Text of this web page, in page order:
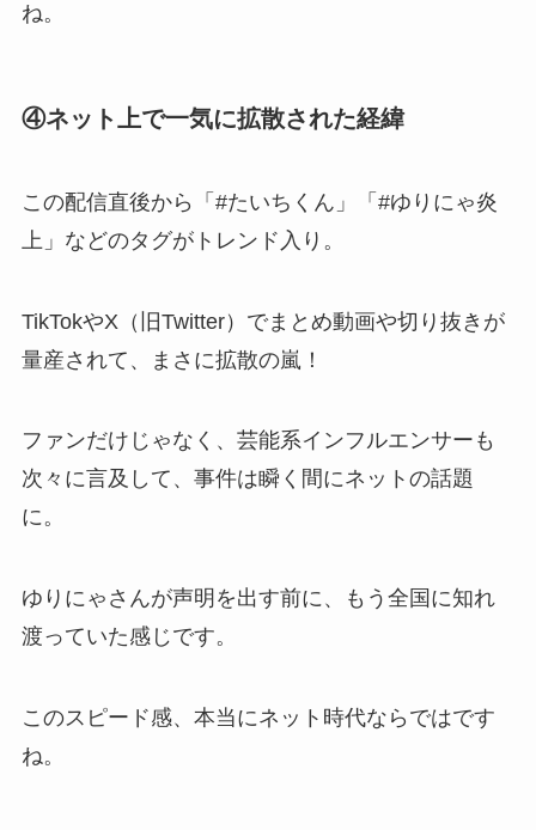
ね。
④ネット上で一気に拡散された経緯
この配信直後から「#たいちくん」「#ゆりにゃ炎
上」などのタグがトレンド入り。
TikTokやX（旧Twitter）でまとめ動画や切り抜きが
量産されて、まさに拡散の嵐！
ファンだけじゃなく、芸能系インフルエンサーも
次々に言及して、事件は瞬く間にネットの話題
に。
ゆりにゃさんが声明を出す前に、もう全国に知れ
渡っていた感じです。
このスピード感、本当にネット時代ならではです
ね。